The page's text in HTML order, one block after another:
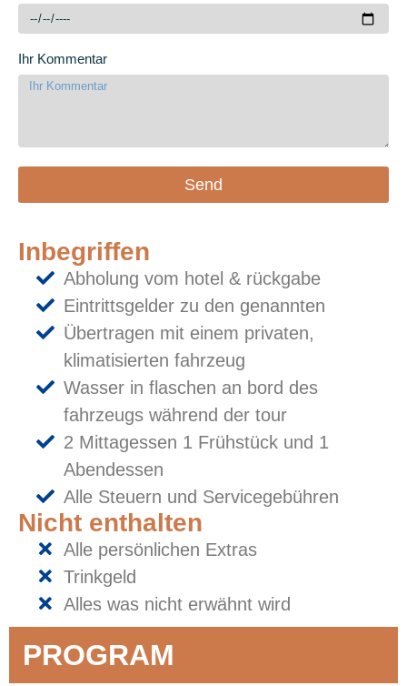
Ihr Kommentar
Send
Inbegriffen
Abholung vom hotel & rückgabe
Eintrittsgelder zu den genannten
Übertragen mit einem privaten,
klimatisierten fahrzeug
Wasser in flaschen an bord des
fahrzeugs während der tour
2 Mittagessen 1 Frühstück und 1
Abendessen
Alle Steuern und Servicegebühren
Nicht enthalten
Alle persönlichen Extras
Trinkgeld
Alles was nicht erwähnt wird
PROGRAM